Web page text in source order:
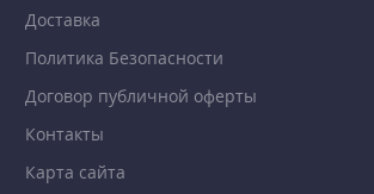
Доставка
Политика Безопасности
Договор публичной оферты
Контакты
Карта сайта